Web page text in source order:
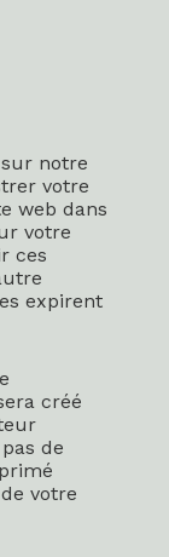
notre
votre
web dans
votre
ces
expirent
créé
de
votre